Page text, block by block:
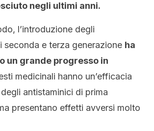
negli ultimi anni.
l’introduzione degli
seconda e terza generazione ha
un grande progresso in
medicinali hanno un’efficacia
antistaminici di prima
presentano effetti avversi molto